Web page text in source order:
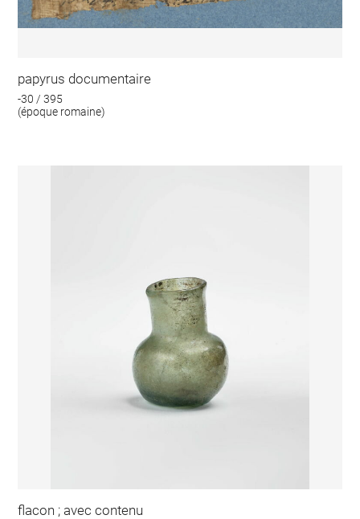
papyrus documentaire
-30 / 395
(époque romaine)
flacon ; avec contenu